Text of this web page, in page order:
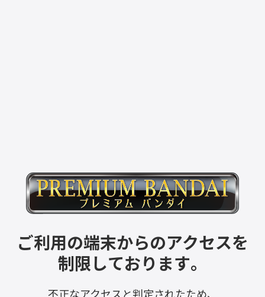
ご利用の端末からのアクセスを
制限しております。
不正なアクセスと判定されたため、